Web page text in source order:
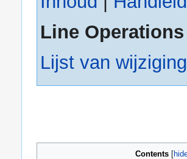
Line
Lijst van
Contents